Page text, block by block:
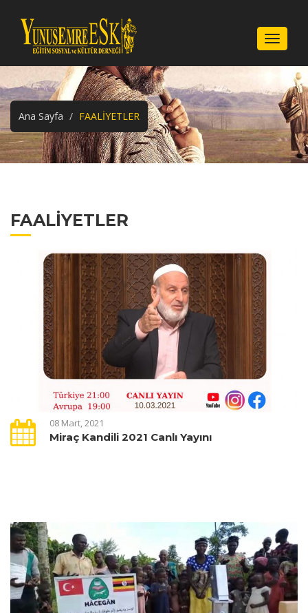
Menu
Ana Sayfa FAALİYETLER
FAALİYETLER
08 Mart, 2021
Miraç Kandili 2021 Canlı Yayını